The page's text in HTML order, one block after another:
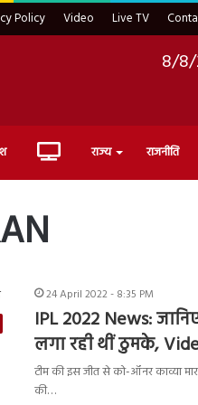
Policy Video Live TV
8/8/
Live राज्य राजनीति
24 April 2022 - 8:35 PM
IPL 2022 News:
लगा रही थीं ठुमके,
टीम की इस जीत से को-ऑनर काव्या
की…